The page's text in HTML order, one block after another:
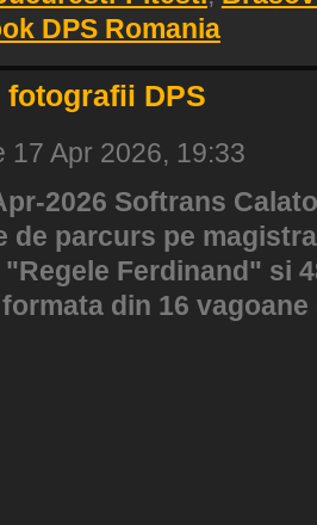
DPS Romania
DPS
17 Apr 2026, 19:33
2026 Softrans
de parcurs pe
"Regele Ferdinand" si
din 16